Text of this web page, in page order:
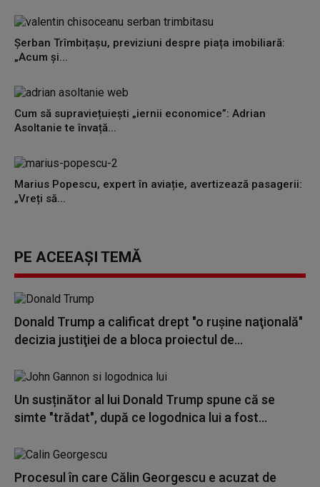
Șerban Trîmbițașu, previziuni despre piața imobiliară:
„Acum și...
Cum să supraviețuiești „iernii economice”: Adrian
Asoltanie te învață...
Marius Popescu, expert în aviație, avertizează pasagerii:
„Vreți să...
PE ACEEAȘI TEMĂ
Donald Trump a calificat drept "o ruşine naţională"
decizia justiţiei de a bloca proiectul de...
Un susținător al lui Donald Trump spune că se
simte "trădat", după ce logodnica lui a fost...
Procesul în care Călin Georgescu e acuzat de